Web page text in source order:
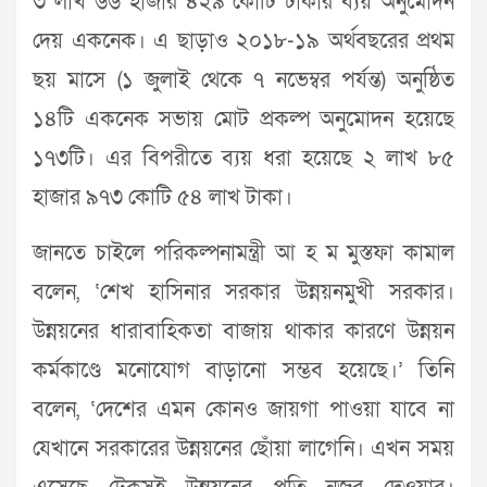
দেয় একনেক। এ ছাড়াও ২০১৮-১৯ অর্থবছরের প্রথম
ছয় মাসে (১ জুলাই থেকে ৭ নভেম্বর পর্যন্ত) অনুষ্ঠিত
১৪টি একনেক সভায় মোট প্রকল্প অনুমোদন হয়েছে
১৭৩টি। এর বিপরীতে ব্যয় ধরা হয়েছে ২ লাখ ৮৫
হাজার ৯৭৩ কোটি ৫৪ লাখ টাকা।
জানতে চাইলে পরিকল্পনামন্ত্রী আ হ ম মুস্তফা কামাল
বলেন, ‘শেখ হাসিনার সরকার উন্নয়নমুখী সরকার।
উন্নয়নের ধারাবাহিকতা বাজায় থাকার কারণে উন্নয়ন
কর্মকাণ্ডে মনোযোগ বাড়ানো সম্ভব হয়েছে।’ তিনি
বলেন, ‘দেশের এমন কোনও জায়গা পাওয়া যাবে না
যেখানে সরকারের উন্নয়নের ছোঁয়া লাগেনি। এখন সময়